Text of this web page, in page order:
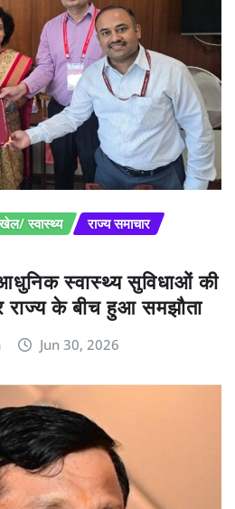
स्वास्थ्य
राज्य समाचार
स्वास्थ्य सुविधाओं की
के बीच हुआ समझौता
Jun 30, 2026